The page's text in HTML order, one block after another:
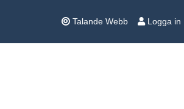
Talande Webb Logga in